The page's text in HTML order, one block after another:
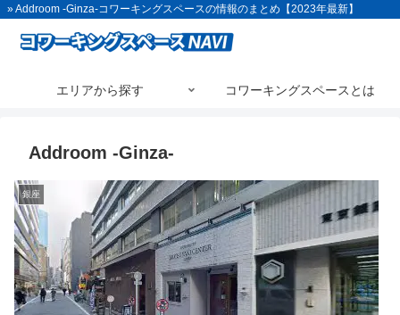
» Addroom -Ginza-コワーキングスペースの情報のまとめ【2023年最新】
エリアから探す コワーキングスペースとは
Addroom -Ginza-
銀座